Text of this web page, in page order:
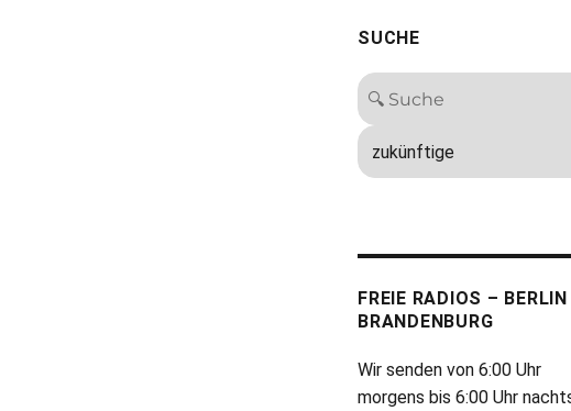
SUCHE
FREIE RADIOS – BERLIN
BRANDENBURG
Wir senden von 6:00 Uhr
morgens bis 6:00 Uhr